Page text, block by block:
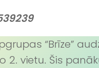
“Brīze”
2. vietu. Šis